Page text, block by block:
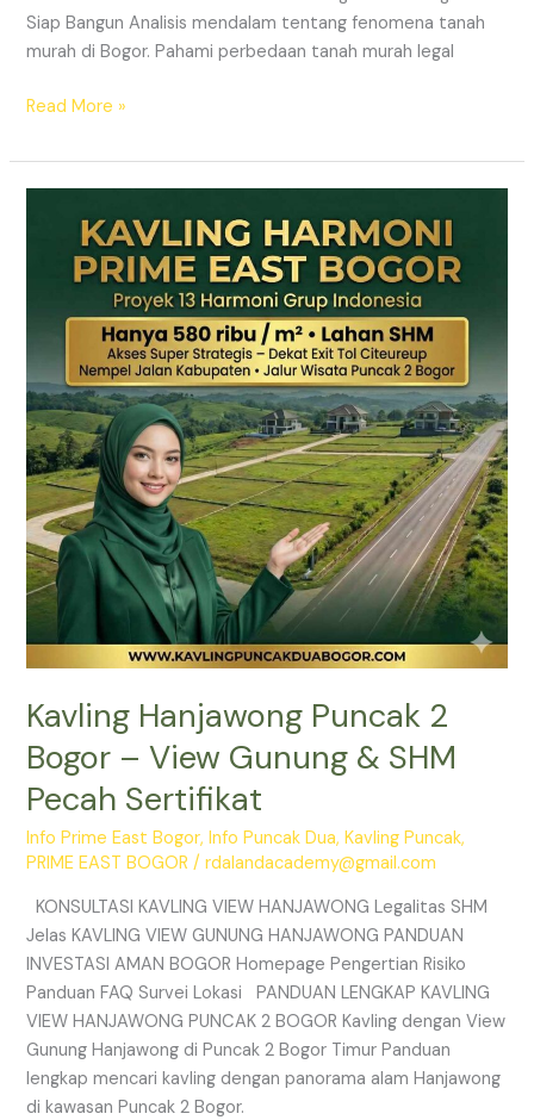
Siap Bangun Analisis mendalam tentang fenomena tanah
murah di Bogor. Pahami perbedaan tanah murah legal
Read More »
Kavling Hanjawong Puncak 2
Bogor – View Gunung & SHM
Pecah Sertifikat
Info Prime East Bogor,Info Puncak Dua,Kavling Puncak,
PRIME EAST BOGOR /rdalandacademy@gmail.com
KONSULTASI KAVLING VIEW HANJAWONG Legalitas SHM
Jelas KAVLING VIEW GUNUNG HANJAWONG PANDUAN
INVESTASI AMAN BOGOR Homepage Pengertian Risiko
Panduan FAQ Survei Lokasi PANDUAN LENGKAP KAVLING
VIEW HANJAWONG PUNCAK 2 BOGOR Kavling dengan View
Gunung Hanjawong di Puncak 2 Bogor Timur Panduan
lengkap mencari kavling dengan panorama alam Hanjawong
di kawasan Puncak 2 Bogor.
Hanjawong
Puncak
Bogor
Gunung
&
SHM
Pecah
Sertifikat